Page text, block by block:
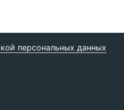
персональных данных